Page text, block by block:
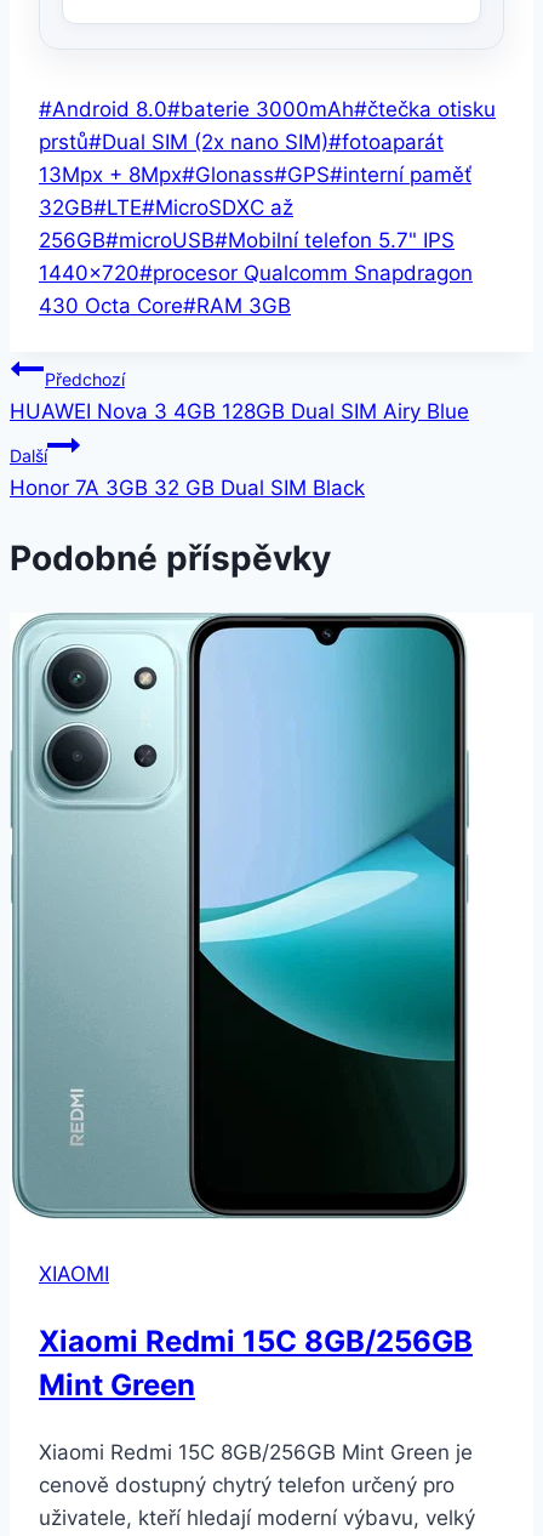
Štítky
příspěvků:
#Android 8.0#baterie 3000mAh#čtečka otisku
prstů#Dual SIM (2x nano SIM)#fotoaparát
13Mpx + 8Mpx#Glonass#GPS#interní paměť
32GB#LTE#MicroSDXC až
256GB#microUSB#Mobilní telefon 5.7" IPS
1440x720#procesor Qualcomm Snapdragon
430 Octa Core#RAM 3GB
Navigace
pro
příspěvek
Předchozí
HUAWEI Nova 3 4GB 128GB Dual SIM Airy Blue
Další
Honor 7A 3GB 32 GB Dual SIM Black
Podobné příspěvky
XIAOMI
Xiaomi Redmi 15C 8GB/256GB
Mint Green
Xiaomi Redmi 15C 8GB/256GB Mint Green je
cenově dostupný chytrý telefon určený pro
uživatele, kteří hledají moderní výbavu, velký